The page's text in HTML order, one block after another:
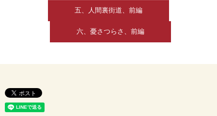
五、人間裏街道、前編
六、憂さつらさ、前編